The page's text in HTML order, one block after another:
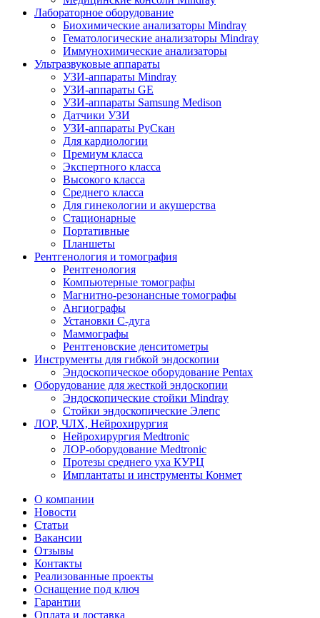
Лабораторное оборудование
Биохимические анализаторы Mindray
Гематологические анализаторы Mindray
Иммунохимические анализаторы
Ультразвуковые аппараты
УЗИ-аппараты Mindray
УЗИ-аппараты GE
УЗИ-аппараты Samsung Medison
Датчики УЗИ
УЗИ-аппараты РуСкан
Для кардиологии
Премиум класса
Экспертного класса
Высокого класса
Среднего класса
Для гинекологии и акушерства
Стационарные
Портативные
Планшеты
Рентгенология и томография
Рентгенология
Компьютерные томографы
Магнитно-резонансные томографы
Ангиографы
Установки С-дуга
Маммографы
Рентгеновские денситометры
Инструменты для гибкой эндоскопии
Эндоскопическое оборудование Pentax
Оборудование для жесткой эндоскопии
Эндоскопические стойки Mindray
Стойки эндоскопические Элепс
ЛОР, ЧЛХ, Нейрохирургия
Нейрохирургия Medtronic
ЛОР-оборудование Medtronic
Протезы среднего уха КУРЦ
Имплантаты и инструменты Конмет
О компании
Новости
Статьи
Вакансии
Отзывы
Контакты
Реализованные проекты
Оснащение под ключ
Гарантии
Оплата и доставка